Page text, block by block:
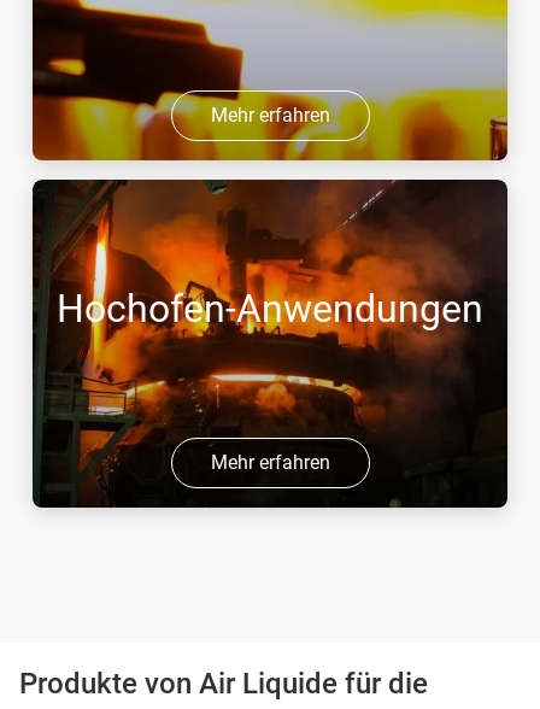
Mehr erfahren
Hochofen-Anwendungen
Mehr erfahren
Produkte von Air Liquide für die